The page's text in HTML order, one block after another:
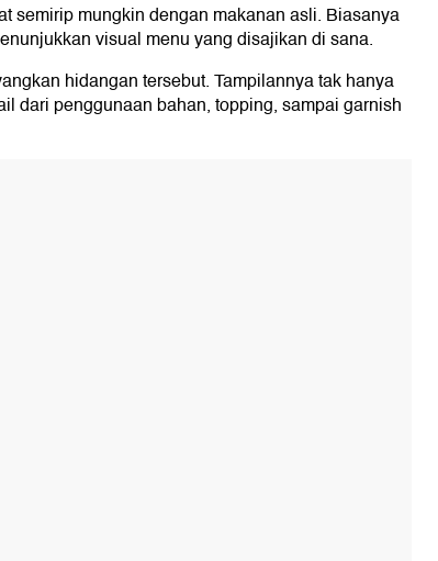
semirip mungkin dengan makanan asli. Biasanya
visual menu yang disajikan di sana.
hidangan tersebut. Tampilannya tak hanya
dari penggunaan bahan, topping, sampai garnish